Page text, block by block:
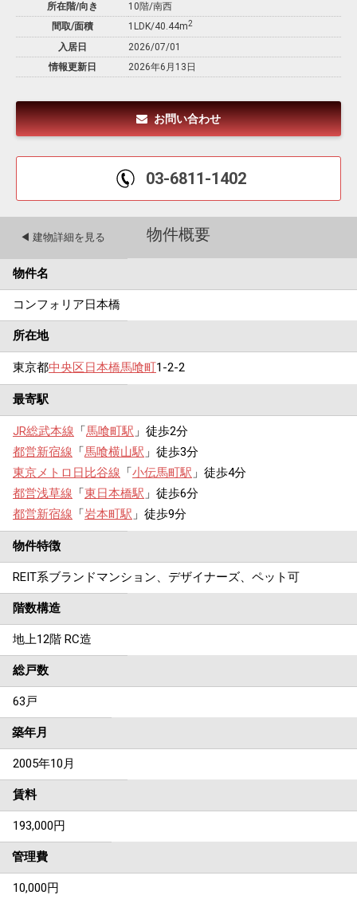
所在階/向き
10階/南西
間取/面積
1LDK/40.44m2
入居日
2026/07/01
情報更新日
2026年6月13日
お問い合わせ
03-6811-1402
物件概要
◀︎ 建物詳細を見る
物件名
コンフォリア日本橋
所在地
東京都中央区日本橋馬喰町1-2-2
最寄駅
JR総武本線 「馬喰町駅 」徒歩2分
都営新宿線 「馬喰横山駅 」徒歩3分
東京メトロ日比谷線 「小伝馬町駅 」徒歩4分
都営浅草線 「東日本橋駅 」徒歩6分
都営新宿線 「岩本町駅 」徒歩9分
物件特徴
REIT系ブランドマンション、デザイナーズ、ペット可
階数構造
地上12階 RC造
総戸数
63戸
築年月
2005年10月
賃料
193,000円
管理費
10,000円